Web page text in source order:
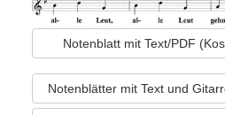
Notenblatt mit Text/PDF
Notenblätter mit Text und